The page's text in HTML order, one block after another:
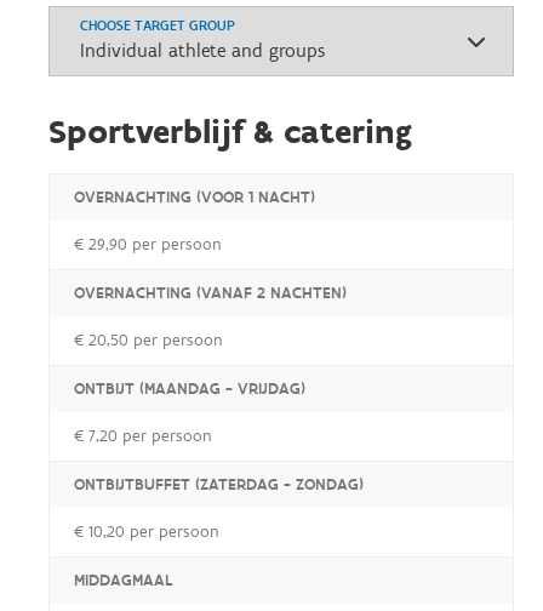
CHOOSE TARGET GROUP
Sportverblijf & catering
OVERNACHTING (VOOR 1 NACHT)
€ 29,90 per persoon
OVERNACHTING (VANAF 2 NACHTEN)
€ 20,50 per persoon
ONTBIJT (MAANDAG - VRIJDAG)
€ 7,20 per persoon
ONTBIJTBUFFET (ZATERDAG - ZONDAG)
€ 10,20 per persoon
MIDDAGMAAL